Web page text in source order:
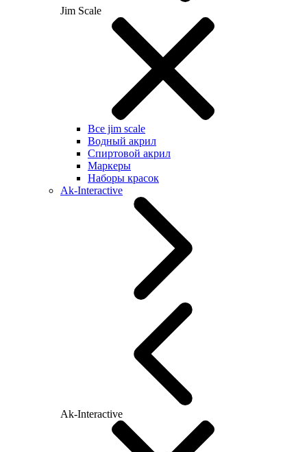
Jim Scale
Все jim scale
Водный акрил
Спиртовой акрил
Маркеры
Наборы красок
Ak-Interactive
Ak-Interactive